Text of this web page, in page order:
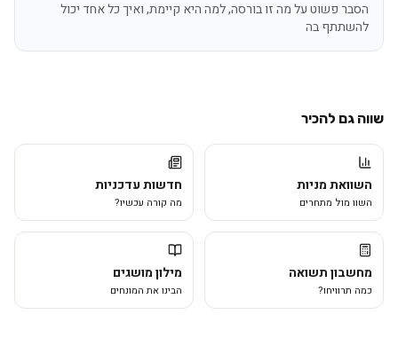
הסבר פשוט על מה זו בורסה, למה היא קיימת, ואיך כל אחד יכול
להשתתף בה
שווה גם להכיר
השוואת מניות
השוו מול מתחרים
חדשות עדכניות
מה קורה עכשיו?
מחשבון תשואה
כמה תרוויחו?
מילון מושגים
הבינו את המונחים